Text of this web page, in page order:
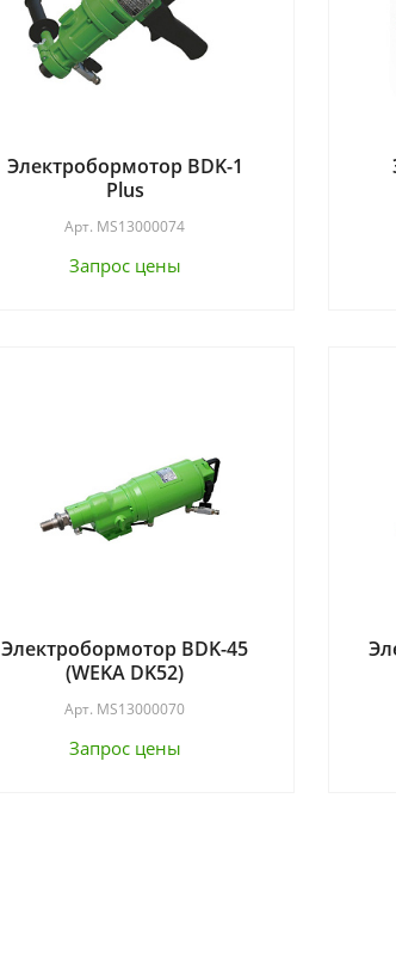
Электробормотор BDK-1
Plus
Арт. MS13000074
Запрос цены
Электробормотор BDK-45
(WEKA DK52)
Арт. MS13000070
Запрос цены